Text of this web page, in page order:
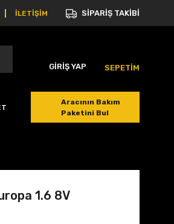
İLETİŞİM SİPARİŞ TAKİBİ
GİRİŞ YAP SEPETİM
Aracının Bakım
Paketini Bul
1.6 8V